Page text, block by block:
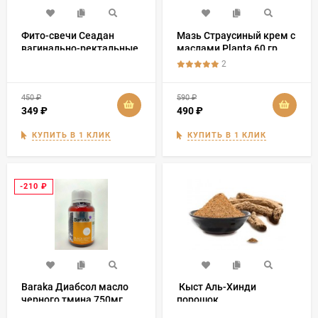
Фито-свечи Сеадан
вагинально-ректальные
450₽
349₽
КУПИТЬ В 1 КЛИК
Мазь Страусиный крем с
маслами Planta 60 гр
2
590₽
490₽
КУПИТЬ В 1 КЛИК
-210 ₽
Baraka Диабсол масло
черного тмина 750мг
​ Кыст Аль-Хинди
порошок